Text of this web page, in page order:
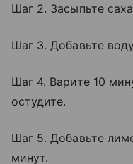
Шаг 2. Засыпьте
Шаг 3. Добавьте
Шаг 4. Варите 10
остудите.
Шаг 5. Добавьте
минут.